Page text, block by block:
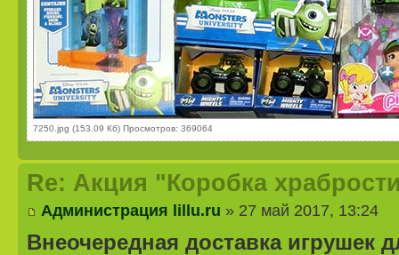
7250.jpg (153.09 Кб) Просмотров: 369064
Re: Акция "Коробка
Администрация lillu.ru » 27 май 2017, 13:24
Внеочередная доставка игрушек